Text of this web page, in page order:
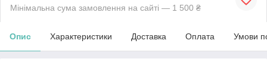
Мінімальна сума замовлення на сайті — 1 500 ₴
Опис Характеристики Доставка Оплата Умови